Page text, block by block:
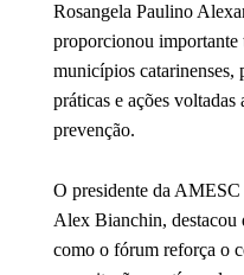
Rosangela Paulino
proporcionou importante
municípios catarinenses,
práticas e ações
prevenção.
O presidente da
Alex Bianchin, destacou
como o fórum reforça o